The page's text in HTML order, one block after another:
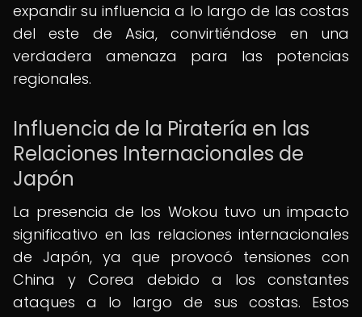
expandir su influencia a lo largo de las costas
del este de Asia, convirtiéndose en una
verdadera amenaza para las potencias
regionales.
Influencia de la Piratería en las
Relaciones Internacionales de
Japón
La presencia de los Wokou tuvo un impacto
significativo en las relaciones internacionales
de Japón, ya que provocó tensiones con
China y Corea debido a los constantes
ataques a lo largo de sus costas. Estos